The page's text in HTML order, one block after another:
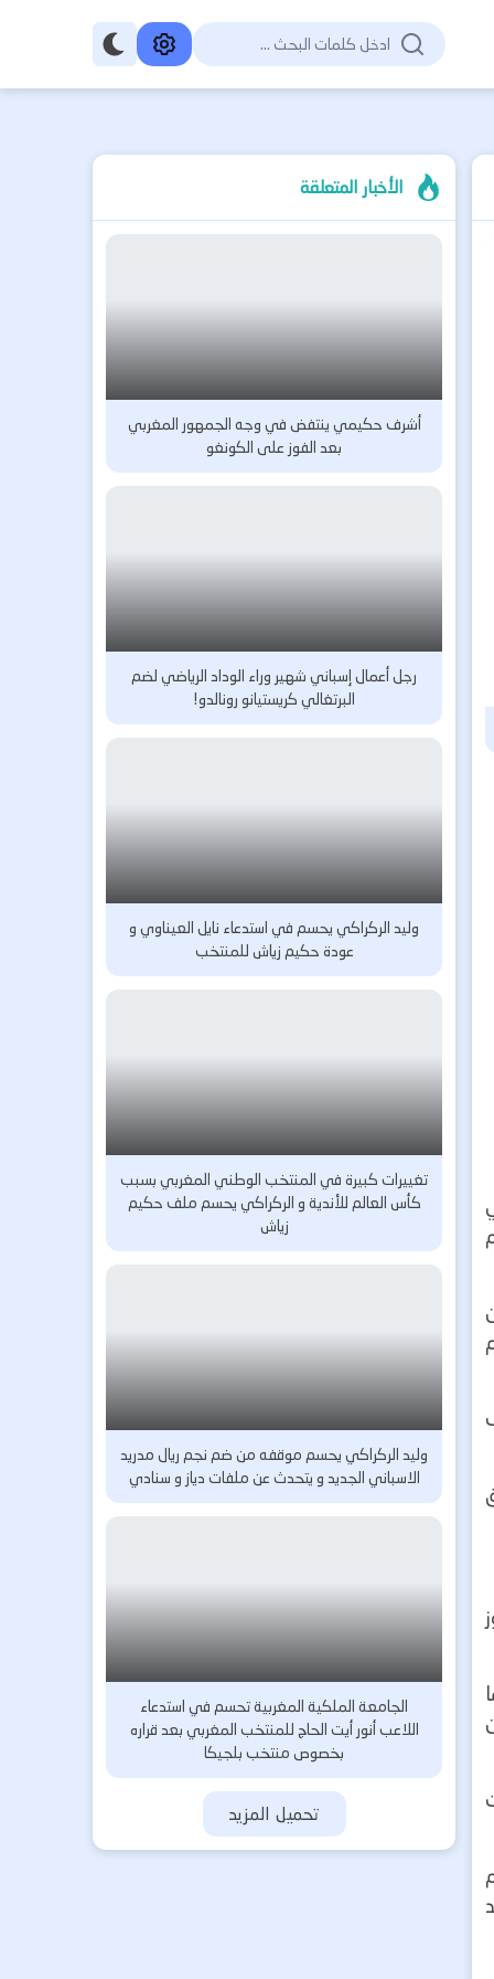
الأخبار المتعلقة
أشرف حكيمي ينتفض في وجه الجمهور المغربي
بعد الفوز على الكونغو
رجل أعمال إسباني شهير وراء الوداد الرياضي لضم
البرتغالي كريستيانو رونالدو!
وليد الركراكي يحسم في استدعاء نايل العيناوي و
عودة حكيم زياش للمنتخب
تغييرات كبيرة في المنتخب الوطني المغربي بسبب
كأس العالم للأندية و الركراكي يحسم ملف حكيم
زياش
وليد الركراكي يحسم موقفه من ضم نجم ريال مدريد
الاسباني الجديد و يتحدث عن ملفات دياز و سنادي
الجامعة الملكية المغربية تحسم في استدعاء
اللاعب أنور أيت الحاج للمنتخب المغربي بعد قراره
بخصوص منتخب بلجيكا
تحميل المزيد